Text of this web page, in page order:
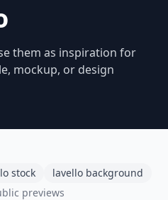
them as inspiration for
mockup, or design
stock
lavello background
previews